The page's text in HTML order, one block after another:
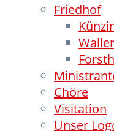
Friedhof
Chöre
Visitation
Unser